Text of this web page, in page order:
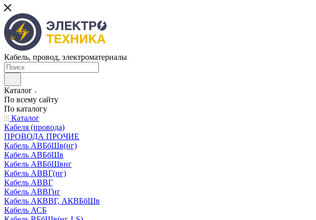
Кабель, провод, электроматериалы
Каталог
По всему сайту
По каталогу
Каталог
Кабеля (провода)
ПРОВОДА ПРОЧИЕ
Кабель АВБбШв(нг)
Кабель АВБбШв
Кабель АВБбШвнг
Кабель АВВГ(нг)
Кабель АВВГ
Кабель АВВГнг
Кабель АКВВГ, АКВБбШв
Кабель АСБ